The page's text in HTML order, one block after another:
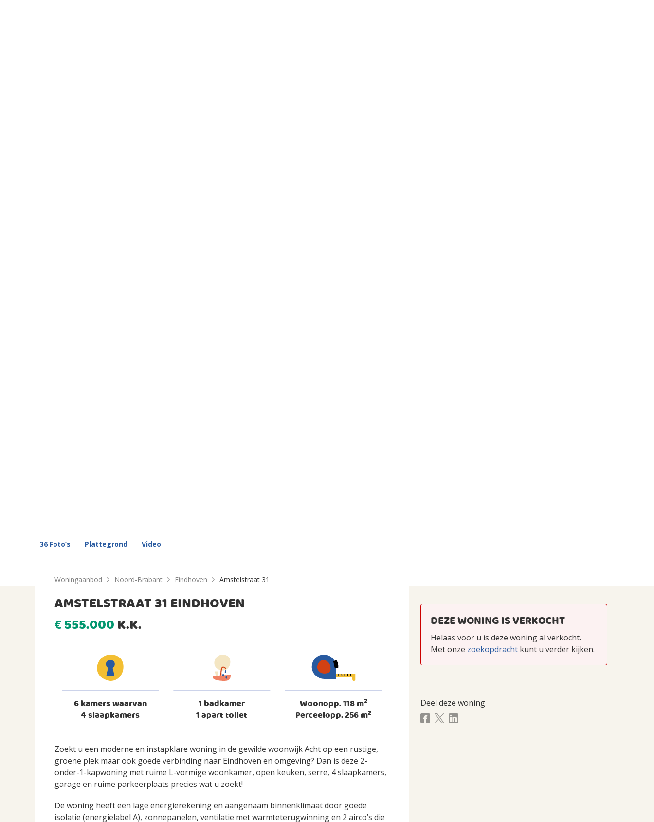
36 Foto’s Plattegrond Video
Woningaanbod Noord-Brabant Eindhoven Amstelstraat 31
AMSTELSTRAAT 31 EINDHOVEN
€ 555.000K.K.
6 kamers waarvan
4 slaapkamers
1 badkamer
1 apart toilet
Woonopp. 118 m2
Perceelopp. 256 m2
Zoekt u een moderne en instapklare woning in de gewilde woonwijk Acht op een rustige,
groene plek maar ook goede verbinding naar Eindhoven en omgeving? Dan is deze 2-
onder-1-kapwoning met ruime L-vormige woonkamer, open keuken, serre, 4 slaapkamers,
garage en ruime parkeerplaats precies wat u zoekt!
De woning heeft een lage energierekening en aangenaam binnenklimaat door goede
isolatie (energielabel A), zonnepanelen, ventilatie met warmteterugwinning en 2 airco’s die
DEZE WONING IS VERKOCHT
Helaas voor u is deze woning al verkocht.
Met onze zoekopdracht kunt u verder kijken.
Deel deze woning